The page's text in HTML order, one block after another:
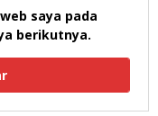
saya pada
berikutnya.